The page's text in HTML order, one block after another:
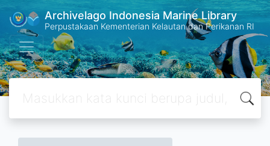
Archivelago Indonesia Marine Library
Perpustakaan Kementerian Kelautan dan Perikanan RI